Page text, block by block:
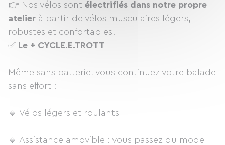
👉 Nos vélos sont électrifiés dans notre propre
atelier à partir de vélos musculaires légers,
robustes et confortables.
✅ Le + CYCLE.E.TROTT
Même sans batterie, vous continuez votre balade
sans effort :
🔹 Vélos légers et roulants
🔹 Assistance amovible : vous passez du mode